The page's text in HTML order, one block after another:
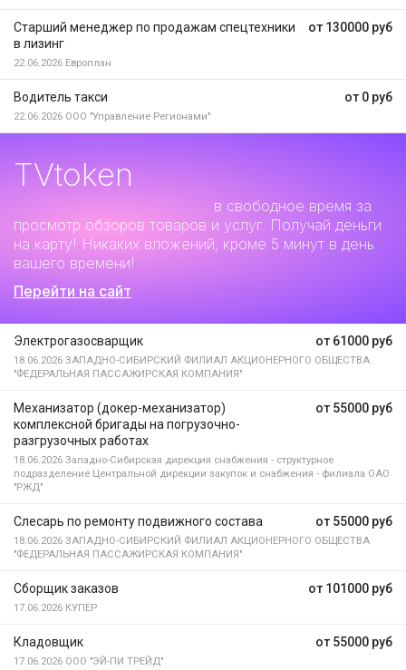
от 130000 руб
Старший менеджер по продажам спецтехники
в лизинг
22.06.2026 Европлан
от 0 руб
Водитель такси
22.06.2026 ООО "Управление Регионами"
TVtoken
в свободное время за
просмотр обзоров товаров и услуг. Получай деньги
на карту! Никаких вложений, кроме 5 минут в день
вашего времени!
Перейти на сайт
от 61000 руб
Электрогазосварщик
18.06.2026 ЗАПАДНО-СИБИРСКИЙ ФИЛИАЛ АКЦИОНЕРНОГО ОБЩЕСТВА
"ФЕДЕРАЛЬНАЯ ПАССАЖИРСКАЯ КОМПАНИЯ"
от 55000 руб
Механизатор (докер-механизатор)
комплексной бригады на погрузочно-
разгрузочных работах
18.06.2026 Западно-Сибирская дирекция снабжения - структурное
подразделение Центральной дирекции закупок и снабжения - филиала ОАО
"РЖД"
от 55000 руб
Слесарь по ремонту подвижного состава
18.06.2026 ЗАПАДНО-СИБИРСКИЙ ФИЛИАЛ АКЦИОНЕРНОГО ОБЩЕСТВА
"ФЕДЕРАЛЬНАЯ ПАССАЖИРСКАЯ КОМПАНИЯ"
от 101000 руб
Сборщик заказов
17.06.2026 КУПЕР
от 55000 руб
Кладовщик
17.06.2026 ООО "ЭЙ-ПИ ТРЕЙД"